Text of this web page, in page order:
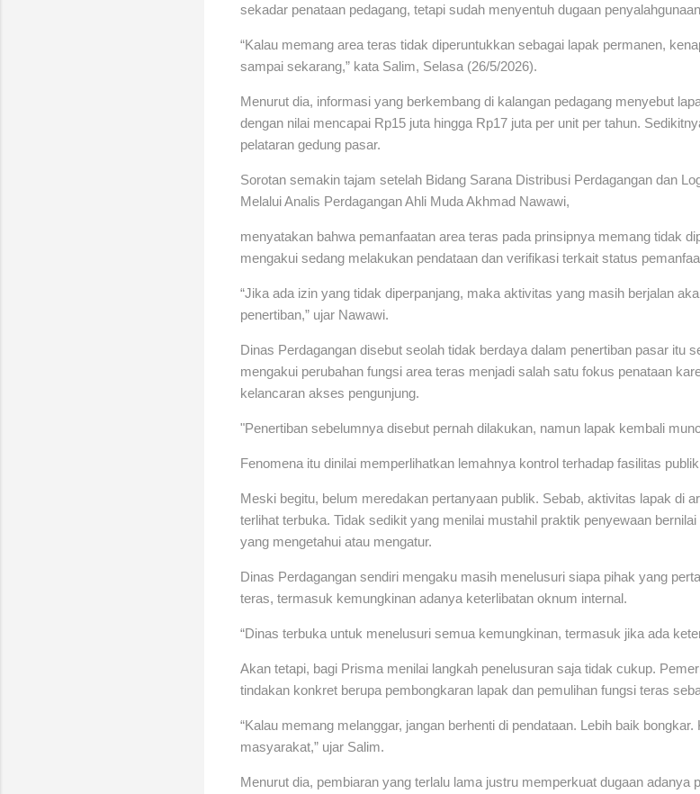
sekadar penataan pedagang, tetapi sudah menyentuh dugaan
“Kalau memang area teras tidak diperuntukkan sebagai lapak permanen,
sampai sekarang,” kata Salim, Selasa (26/5/2026).
Menurut dia, informasi yang berkembang di kalangan pedagang menyebut
dengan nilai mencapai Rp15 juta hingga Rp17 juta per unit per tahun.
pelataran gedung pasar.
Sorotan semakin tajam setelah Bidang Sarana Distribusi Perdagangan dan
Melalui Analis Perdagangan Ahli Muda Akhmad Nawawi,
menyatakan bahwa pemanfaatan area teras pada prinsipnya memang tidak
mengakui sedang melakukan pendataan dan verifikasi terkait status
“Jika ada izin yang tidak diperpanjang, maka aktivitas yang masih berjalan
penertiban,” ujar Nawawi.
Dinas Perdagangan disebut seolah tidak berdaya dalam penertiban pasar itu
mengakui perubahan fungsi area teras menjadi salah satu fokus penataan
kelancaran akses pengunjung.
"Penertiban sebelumnya disebut pernah dilakukan, namun lapak kembali
Fenomena itu dinilai memperlihatkan lemahnya kontrol terhadap fasilitas
Meski begitu, belum meredakan pertanyaan publik. Sebab, aktivitas lapak di
terlihat terbuka. Tidak sedikit yang menilai mustahil praktik penyewaan
yang mengetahui atau mengatur.
Dinas Perdagangan sendiri mengaku masih menelusuri siapa pihak yang
teras, termasuk kemungkinan adanya keterlibatan oknum internal.
“Dinas terbuka untuk menelusuri semua kemungkinan, termasuk jika ada
Akan tetapi, bagi Prisma menilai langkah penelusuran saja tidak cukup.
tindakan konkret berupa pembongkaran lapak dan pemulihan fungsi teras
“Kalau memang melanggar, jangan berhenti di pendataan. Lebih baik
masyarakat,” ujar Salim.
Menurut dia, pembiaran yang terlalu lama justru memperkuat dugaan adanya